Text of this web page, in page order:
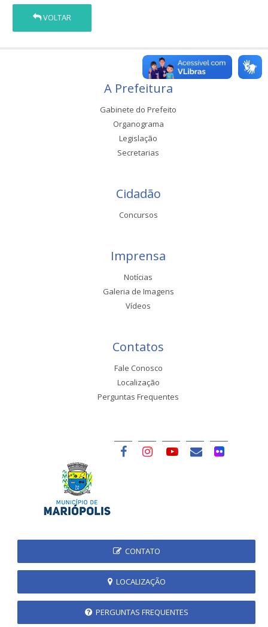
VOLTAR
A Prefeitura
Gabinete do Prefeito
Organograma
Legislação
Secretarias
Cidadão
Concursos
Imprensa
Notícias
Galeria de Imagens
Vídeos
Contatos
Fale Conosco
Localização
Perguntas Frequentes
CONTATO
LOCALIZAÇÃO
PERGUNTAS FREQUENTES